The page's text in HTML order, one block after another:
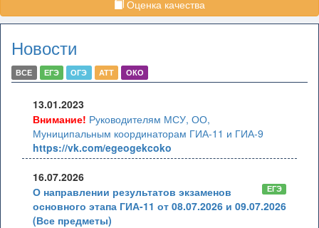
Оценка качества
Новости
ВСЕ ЕГЭ ОГЭ АТТ ОКО
13.01.2023
Внимание! Руководителям МСУ, ОО,
Муниципальным координаторам ГИА-11 и ГИА-9
https://vk.com/egeogekcoko
16.07.2026
ЕГЭ
О направлении результатов экзаменов
основного этапа ГИА-11 от 08.07.2026 и 09.07.2026
(Все предметы)